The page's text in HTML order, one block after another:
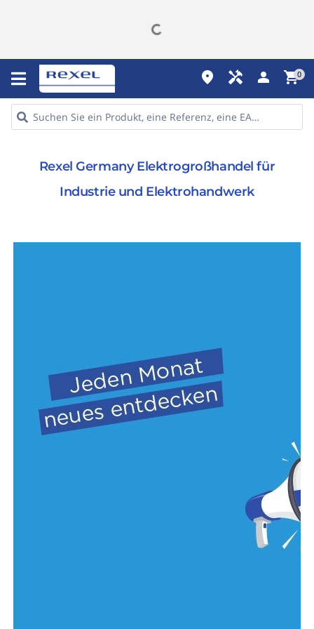
place handyman person shopping_cart0
Rexel Germany Elektrogroßhandel für
Industrie und Elektrohandwerk